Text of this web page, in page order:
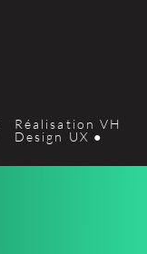
Réalisation VH
Design UX ●